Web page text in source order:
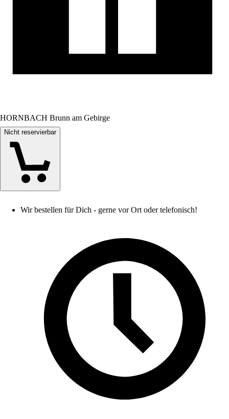
HORNBACH Brunn am Gebirge
Nicht reservierbar
Wir bestellen für Dich - gerne vor Ort oder telefonisch!